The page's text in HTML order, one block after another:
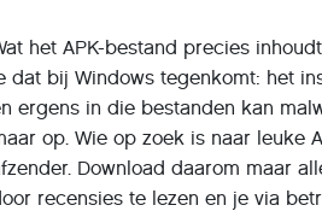
het APK-bestand precies
dat bij Windows tegenkomt: het
ergens in die bestanden kan
op. Wie op zoek is naar leuke
Download daarom maar
recensies te lezen en je via